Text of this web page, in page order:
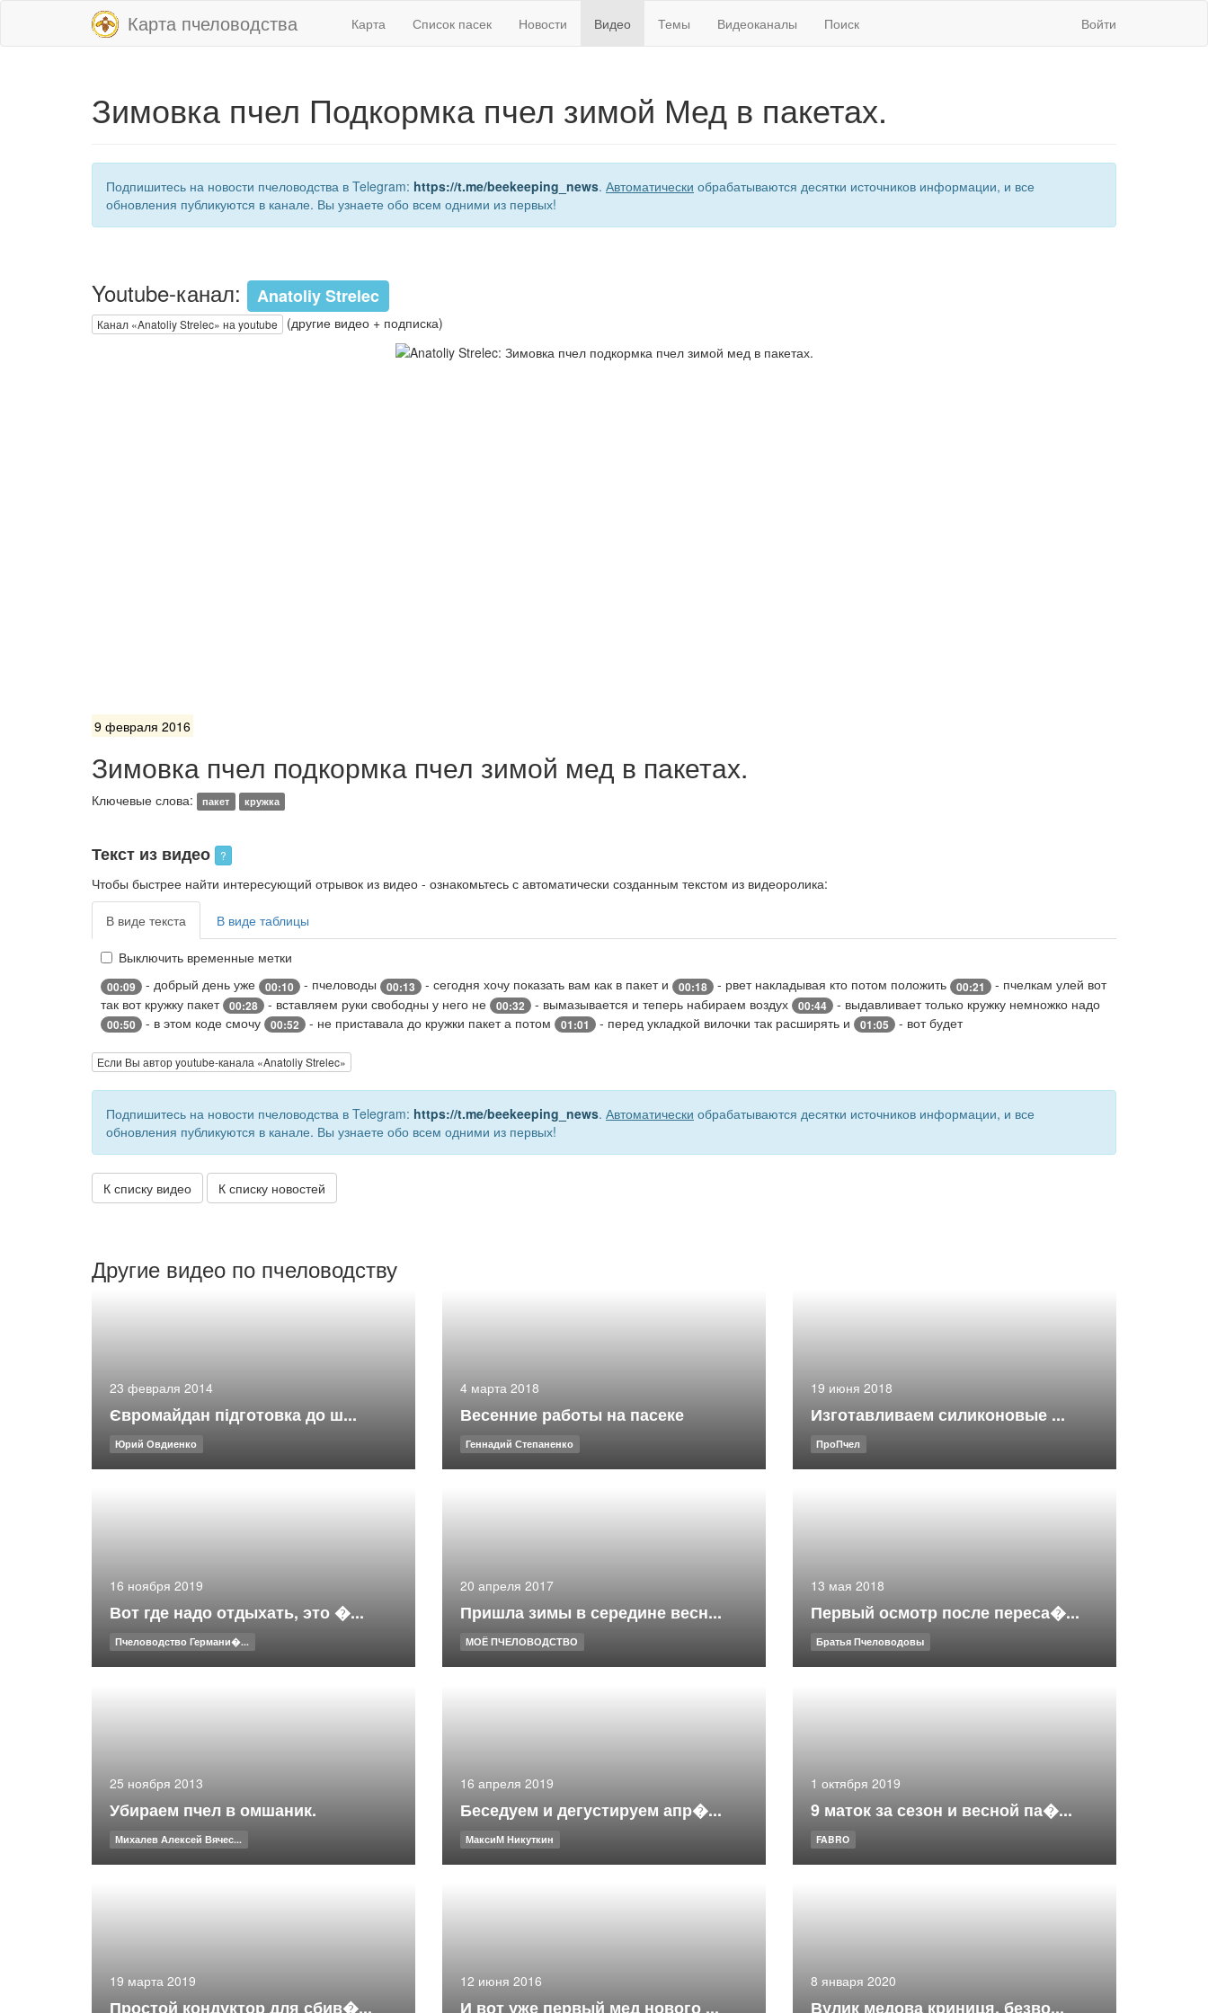
Карта пчеловодства Карта Список пасек Новости Видео Темы Видеоканалы Поиск Войти
Зимовка пчел Подкормка пчел зимой Мед в пакетах.
Подпишитесь на новости пчеловодства в Telegram: https://t.me/beekeeping_news. Автоматически обрабатываются десятки источников информации, и все
обновления публикуются в канале. Вы узнаете обо всем одними из первых!
Youtube-канал: Anatoliy Strelec
Канал «Anatoliy Strelec» на youtube (другие видео + подписка)
9 февраля 2016
Зимовка пчел подкормка пчел зимой мед в пакетах.
Ключевые слова: пакет кружка
Текст из видео ?
Чтобы быстрее найти интересующий отрывок из видео - ознакомьтесь с автоматически созданным текстом из видеоролика:
В виде текста В виде таблицы
Выключить временные метки
00:09 - добрый день уже 00:10 - пчеловоды 00:13 - сегодня хочу показать вам как в пакет и 00:18 - рвет накладывая кто потом положить 00:21
- пчелкам улей вот
так вот кружку пакет 00:28 - вставляем руки свободны у него не 00:32 - вымазывается и теперь набираем воздух 00:44 - выдавливает только кружку немножко надо
00:50 - в этом коде смочу 00:52 - не приставала до кружки пакет а потом 01:01 - перед укладкой вилочки так расширять и 01:05 - вот будет
Если Вы автор youtube-канала «Anatoliy Strelec»
Подпишитесь на новости пчеловодства в Telegram: https://t.me/beekeeping_news. Автоматически обрабатываются десятки источников информации, и все
обновления публикуются в канале. Вы узнаете обо всем одними из первых!
К списку видео К списку новостей
Другие видео по пчеловодству
23 февраля 2014
Євромайдан підготовка до ш...
Юрий Овдиенко
4 марта 2018
Весенние работы на пасеке
Геннадий Степаненко
19 июня 2018
Изготавливаем силиконовые ...
ПроПчел
16 ноября 2019
Вот где надо отдыхать, это �...
Пчеловодство Германи�...
20 апреля 2017
Пришла зимы в середине весн...
МОЁ ПЧЕЛОВОДСТВО
13 мая 2018
Первый осмотр после переса�...
Братья Пчеловодовы
25 ноября 2013
Убираем пчел в омшаник.
Михалев Алексей Вячес...
16 апреля 2019
Беседуем и дегустируем апр�...
МаксиМ Никуткин
1 октября 2019
9 маток за сезон и весной па�...
FABRO
19 марта 2019
Простой кондуктор для сбив�...
12 июня 2016
И вот уже первый мед нового ...
8 января 2020
Вулик медова криниця, безво...